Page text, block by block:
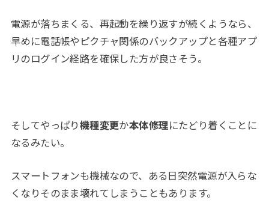
電源が落ちまくる、再起動を繰り返すが続くようなら、
早めに電話帳やピクチャ関係のバックアップと各種アプ
リのログイン経路を確保した方が良さそう。
そしてやっぱり機種変更か本体修理にたどり着くことに
なるみたい。
スマートフォンも機械なので、ある日突然電源が入らな
くなりそのまま壊れてしまうこともあります。